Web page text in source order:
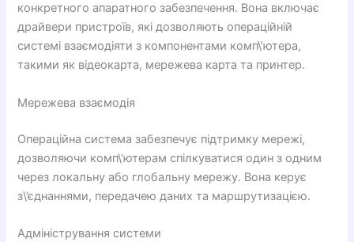
конкретного апаратного забезпечення. Вона включає
драйвери пристроїв, які дозволяють операційній
системі взаємодіяти з компонентами комп\’ютера,
такими як відеокарта, мережева карта та принтер.
Мережева взаємодія
Операційна система забезпечує підтримку мережі,
дозволяючи комп\’ютерам спілкуватися один з одним
через локальну або глобальну мережу. Вона керує
з\’єднаннями, передачею даних та маршрутизацією.
Адміністрування системи